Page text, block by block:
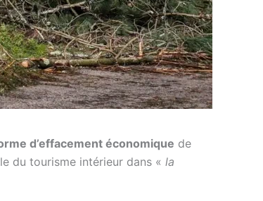
d’effacement économique de
du tourisme intérieur dans « la